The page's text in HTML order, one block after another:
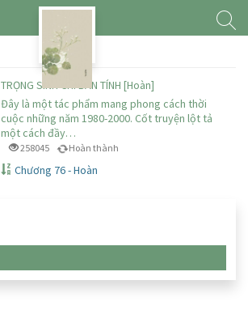
TRỌNG SINH CHI BẢN TÍNH [Hoàn]
Đây là một tác phẩm mang phong cách thời
cuộc những năm 1980-2000. Cốt truyện lột tả
một cách đầy…
258045 Hoàn thành
Chương 76 - Hoàn